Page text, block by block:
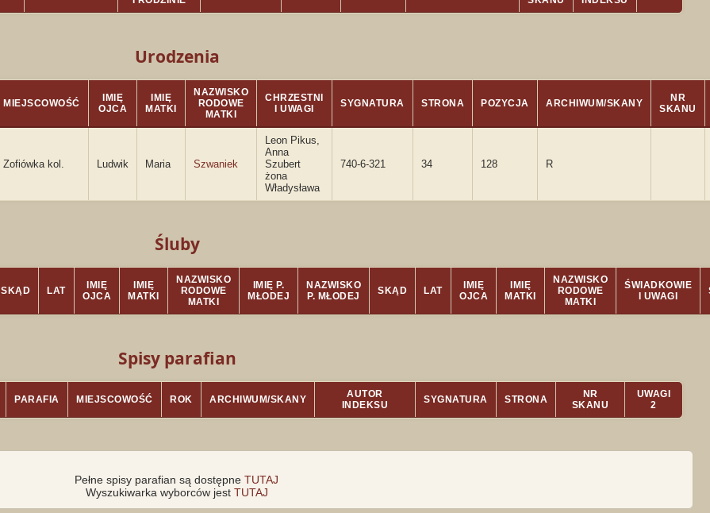
Urodzenia
MIEJSCOWOŚĆ
IMIĘ
OJCA
IMIĘ
MATKI
NAZWISKO
RODOWE
MATKI
CHRZESTNI
I UWAGI
SYGNATURA STRONA POZYCJA ARCHIWUM/SKANY
NR
SKANU
Zofiówka kol. Ludwik Maria Szwaniek
Leon Pikus,
Anna
Szubert
żona
Władysława
740-6-321 34 128 R
Śluby
SKĄD LAT
IMIĘ
OJCA
IMIĘ
MATKI
NAZWISKO
RODOWE
MATKI
IMIĘ P.
MŁODEJ
NAZWISKO
P. MŁODEJ
SKĄD LAT
IMIĘ
OJCA
IMIĘ
MATKI
NAZWISKO
RODOWE
MATKI
ŚWIADKOWIE
I UWAGI
Spisy parafian
PARAFIA MIEJSCOWOŚĆ ROK ARCHIWUM/SKANY
AUTOR
INDEKSU
SYGNATURA STRONA
NR
SKANU
UWAGI
2
Pełne spisy parafian są dostępneTUTAJ
Wyszukiwarka wyborców jest TUTAJ